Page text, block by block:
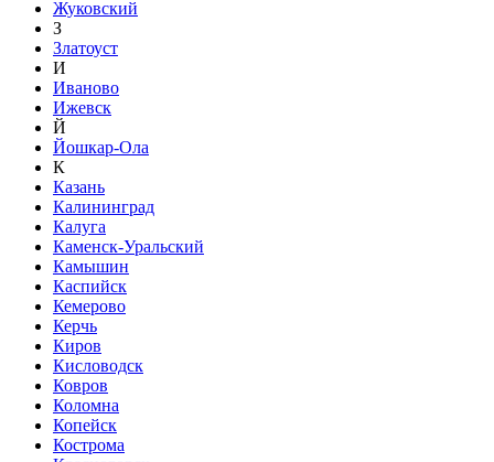
Жуковский
З
Златоуст
И
Иваново
Ижевск
Й
Йошкар-Ола
К
Казань
Калининград
Калуга
Каменск-Уральский
Камышин
Каспийск
Кемерово
Керчь
Киров
Кисловодск
Ковров
Коломна
Копейск
Кострома